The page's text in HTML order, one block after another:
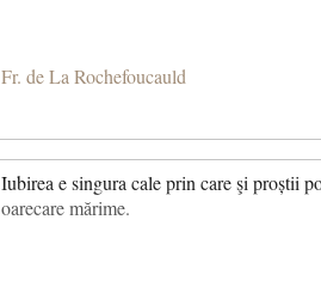
Fr. de La Rochefoucauld
Iubirea e singura cale prin care şi proștii
oarecare mărime.